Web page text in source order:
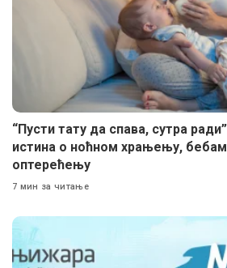
“Пусти тату да спава, сутра
истина о ноћном храњењу,
оптерећењу
7 мин за читање